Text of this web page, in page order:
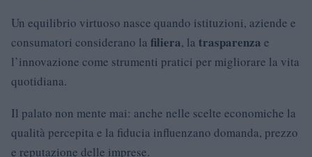
Un equilibrio virtuoso nasce quando istituzioni, aziende e
consumatori considerano la filiera, la trasparenza e
l’innovazione come strumenti pratici per migliorare la vita
quotidiana.
Il palato non mente mai: anche nelle scelte economiche la
qualità percepita e la fiducia influenzano domanda, prezzo
e reputazione delle imprese.